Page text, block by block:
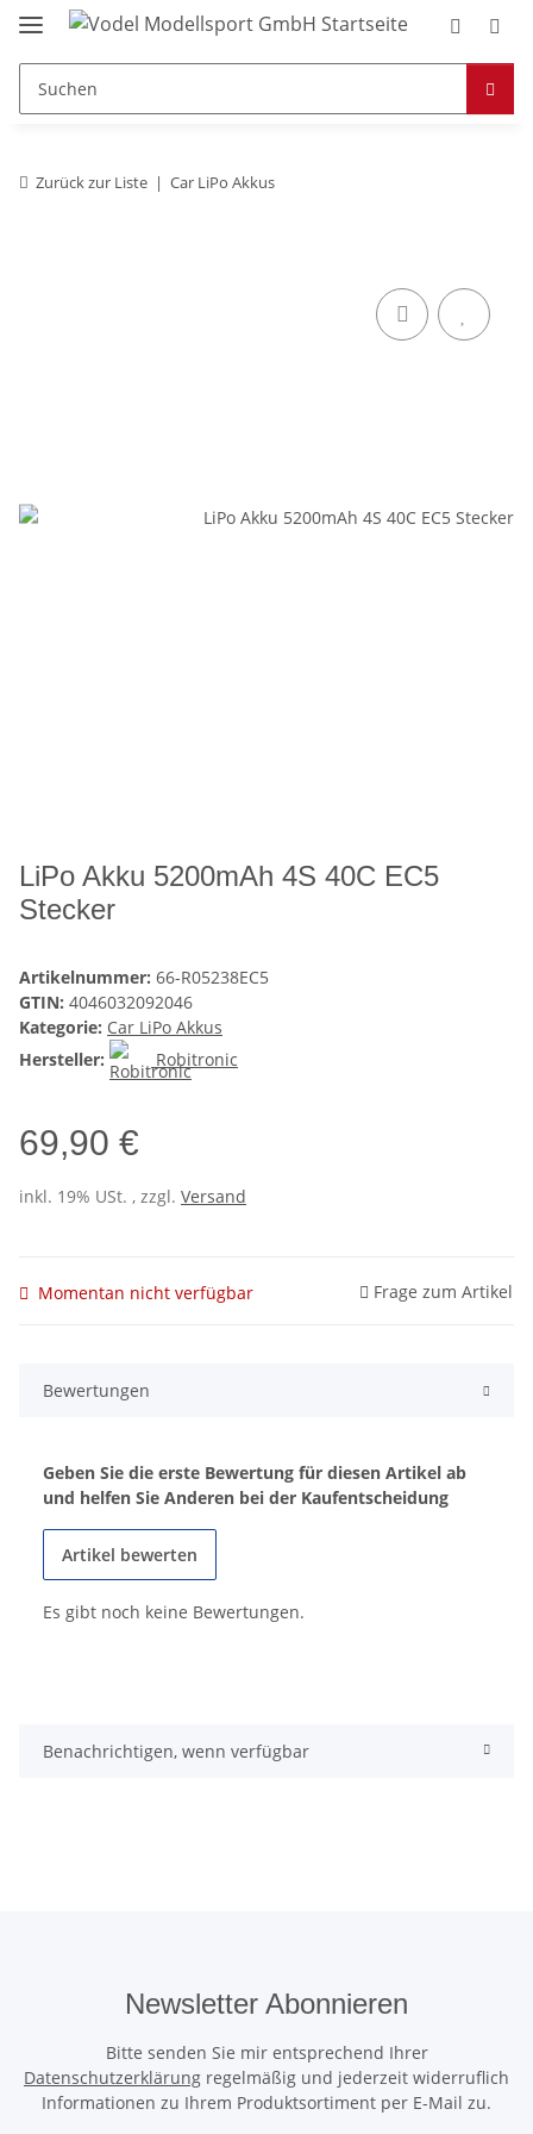
Zurück zur Liste Car LiPo Akkus
LiPo Akku 5200mAh 4S 40C EC5
Stecker
Artikelnummer: 66-R05238EC5
GTIN: 4046032092046
Kategorie: Car LiPo Akkus
Hersteller:
Robitronic
69,90 €
inkl. 19% USt. , zzgl. Versand
Momentan nicht verfügbar Frage zum Artikel
Bewertungen
Geben Sie die erste Bewertung für diesen Artikel ab
und helfen Sie Anderen bei der Kaufentscheidung
Artikel bewerten
Es gibt noch keine Bewertungen.
Benachrichtigen, wenn verfügbar
Newsletter Abonnieren
Bitte senden Sie mir entsprechend Ihrer
Datenschutzerklärung regelmäßig und jederzeit widerruflich
Informationen zu Ihrem Produktsortiment per E-Mail zu.